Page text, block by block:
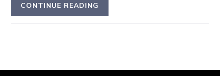
CONTINUE READING